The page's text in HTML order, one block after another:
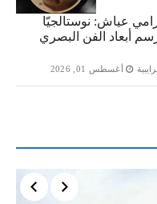
عياش: نوستالجيّا
رسم أبعاد الفن البصري
أغسطس 01, 2026